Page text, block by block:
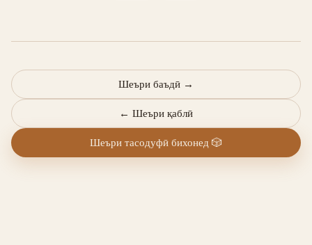
← Шеъри қаблӣ
Шеъри баъдӣ →
Шеъри тасодуфӣ бихонед 🎲